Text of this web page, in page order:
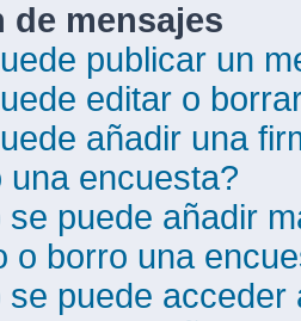
de mensajes
publicar un
editar o
añadir una
encuesta?
puede añadir
o borro una
puede acceder